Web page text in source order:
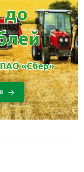
до
«Сбер»